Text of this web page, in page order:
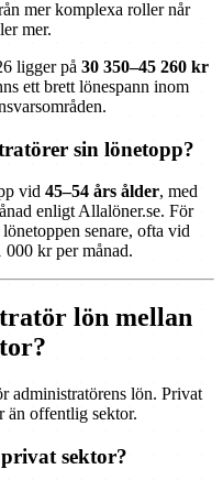
mer komplexa roller når
mer.
ligger på 30 350–45 260 kr
ett brett lönespann inom
sin lönetopp?
vid 45–54 års ålder, med
enligt Allalöner.se. För
senare, ofta vid
000 kr per månad.
lön mellan
administratörens lön. Privat
än offentlig sektor.
sektor?